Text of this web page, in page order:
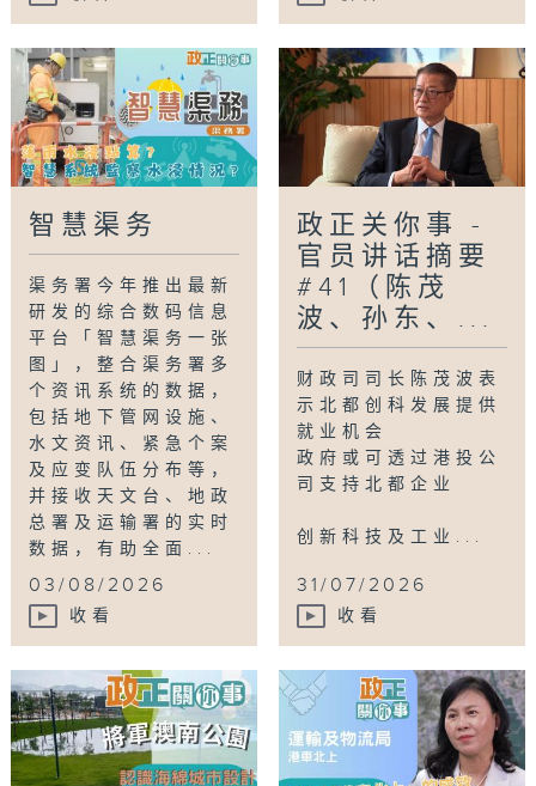
智慧渠务
渠务署今年推出最新
研发的综合数码信息
平台「智慧渠务一张
图」，整合渠务署多
个资讯系统的数据，
包括地下管网设施、
水文资讯、紧急个案
及应变队伍分布等，
并接收天文台、地政
总署及运输署的实时
数据，有助全面...
03/08/2026
收看
政正关你事 -
官员讲话摘要
#41（陈茂
波、孙东、...
财政司司长陈茂波表
示北都创科发展提供
就业机会
政府或可透过港投公
司支持北都企业
创新科技及工业...
31/07/2026
收看